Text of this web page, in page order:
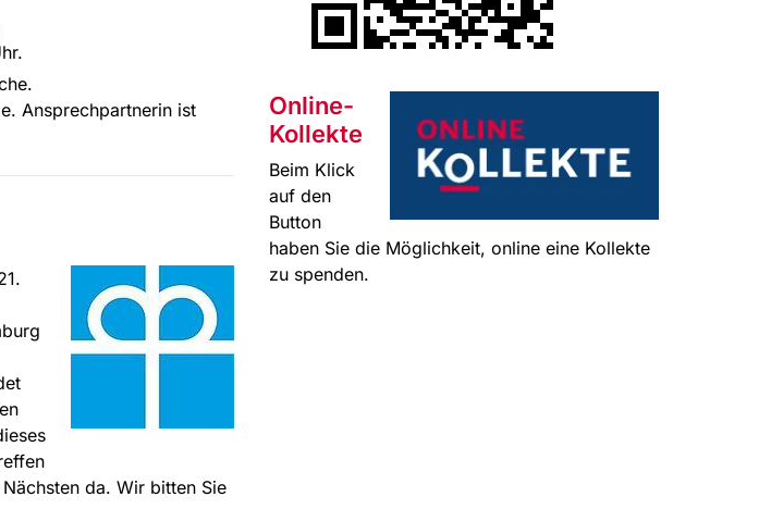
Ansprechpartnerin ist
da. Wir bitten Sie
Online-
Kollekte
Beim Klick
auf den
Button
haben Sie die Möglichkeit, online eine Kollekte
zu spenden.